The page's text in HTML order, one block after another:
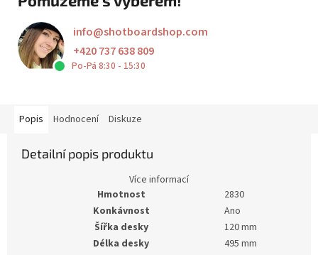
info@shotboardshop.com
+420 737 638 809
Po-Pá 8:30 - 15:30
Popis Hodnocení Diskuze
Detailní popis produktu
Více informací
Hmotnost
2830
Konkávnost
Ano
Šířka desky
120 mm
Délka desky
495 mm